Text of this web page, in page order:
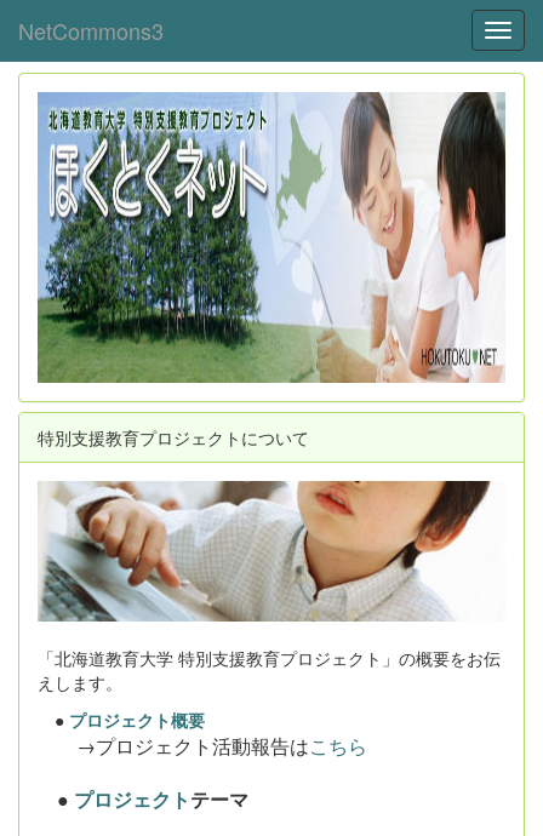
NetCommons3
特別支援教育プロジェクトについて
「北海道教育大学 特別支援教育プロジェクト」の概要をお伝
えします。
● プロジェクト概要
→プロジェクト活動報告はこちら
● プロジェクトテーマ